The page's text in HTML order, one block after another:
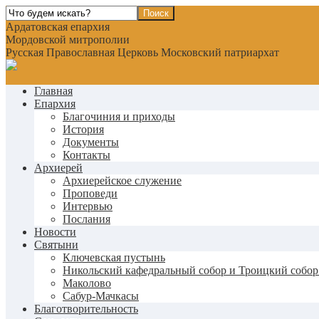
Ардатовская епархия
Мордовской митрополии
Русская Православная Церковь Московский патриархат
Главная
Епархия
Благочиния и приходы
История
Документы
Контакты
Архиерей
Архиерейское служение
Проповеди
Интервью
Послания
Новости
Святыни
Ключевская пустынь
Никольский кафедральный собор и Троицкий собор
Маколово
Сабур-Мачкасы
Благотворительность